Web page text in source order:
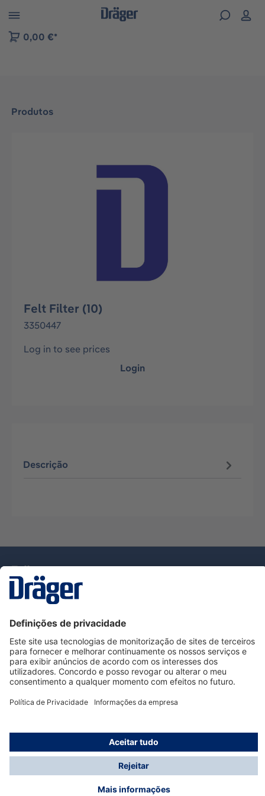
to B2B platform navigation
0,00 €*
Produtos
Ignorar galeria de imagens
Felt Filter (10)
3350447
Log in to see prices
Login
Descrição
Serviço de Apoio ao Cliente Dräger
Utilização da loja
Informações
© Dräger Portugal, Lda, 2024
* Todos os preços excl. IVA mais
possíveis taxas de entrega, se não for indicado o